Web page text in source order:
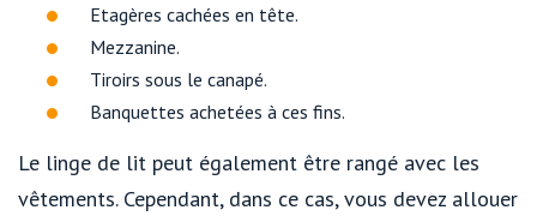
Etagères cachées en tête.
Mezzanine.
Tiroirs sous le canapé.
Banquettes achetées à ces fins.
Le linge de lit peut également être rangé avec les
vêtements. Cependant, dans ce cas, vous devez allouer